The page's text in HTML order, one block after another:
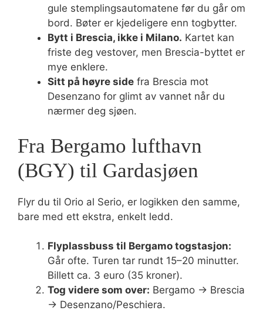
gule stemplingsautomatene før du går om
bord. Bøter er kjedeligere enn togbytter.
Bytt i Brescia, ikke i Milano. Kartet kan
friste deg vestover, men Brescia-byttet er
mye enklere.
Sitt på høyre side fra Brescia mot
Desenzano for glimt av vannet når du
nærmer deg sjøen.
Fra Bergamo lufthavn
(BGY) til Gardasjøen
Flyr du til Orio al Serio, er logikken den samme,
bare med ett ekstra, enkelt ledd.
Flyplassbuss til Bergamo togstasjon:
Går ofte. Turen tar rundt 15–20 minutter.
Billett ca. 3 euro (35 kroner).
Tog videre som over: Bergamo → Brescia
→ Desenzano/Peschiera.